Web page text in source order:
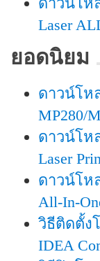
Laser
ยอดนิยม
ดาวน์โห
MP280/
ดาวน์โห
Laser
ดาวน์โห
All-In-
วิธีติดตั้ง
IDEA